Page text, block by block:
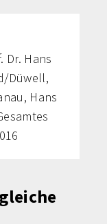
Dr. Hans
Düwell,
Hans